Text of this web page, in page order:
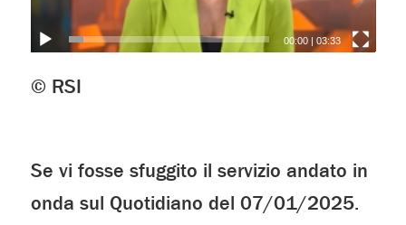
00:00 |03:33
© RSI
Se vi fosse sfuggito il servizio andato in
onda sul Quotidiano del 07/01/2025.